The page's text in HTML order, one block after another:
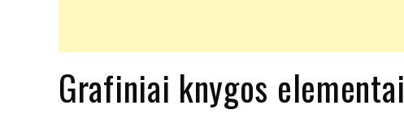
Grafiniai knygos elementai